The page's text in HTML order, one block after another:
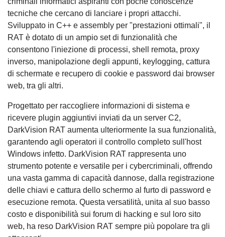
tecniche che cercano di lanciare i propri attacchi.
Sviluppato in C++ e assembly per "prestazioni ottimali", il
RAT è dotato di un ampio set di funzionalità che
consentono l'iniezione di processi, shell remota, proxy
inverso, manipolazione degli appunti, keylogging, cattura
di schermate e recupero di cookie e password dai browser
web, tra gli altri.
Progettato per raccogliere informazioni di sistema e
ricevere plugin aggiuntivi inviati da un server C2,
DarkVision RAT aumenta ulteriormente la sua funzionalità,
garantendo agli operatori il controllo completo sull'host
Windows infetto. DarkVision RAT rappresenta uno
strumento potente e versatile per i cybercriminali, offrendo
una vasta gamma di capacità dannose, dalla registrazione
delle chiavi e cattura dello schermo al furto di password e
esecuzione remota. Questa versatilità, unita al suo basso
costo e disponibilità sui forum di hacking e sul loro sito
web, ha reso DarkVision RAT sempre più popolare tra gli